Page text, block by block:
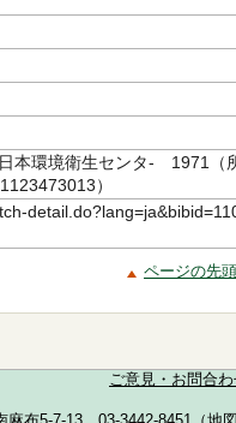
本環境衛生センタ- 1971（
）
ページの先
ご意見・お問合